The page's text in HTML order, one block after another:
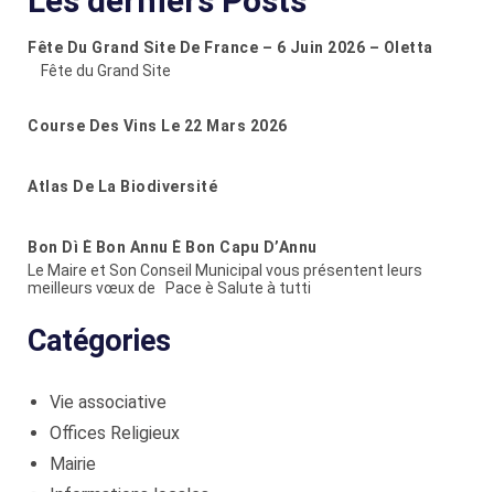
Fête Du Grand Site De France – 6 Juin 2026 – Oletta
Fête du Grand Site
Course Des Vins Le 22 Mars 2026
Atlas De La Biodiversité
Bon Dì È Bon Annu È Bon Capu D’Annu
Le Maire et Son Conseil Municipal vous présentent leurs
meilleurs vœux de Pace è Salute à tutti
Catégories
Vie associative
Offices Religieux
Mairie